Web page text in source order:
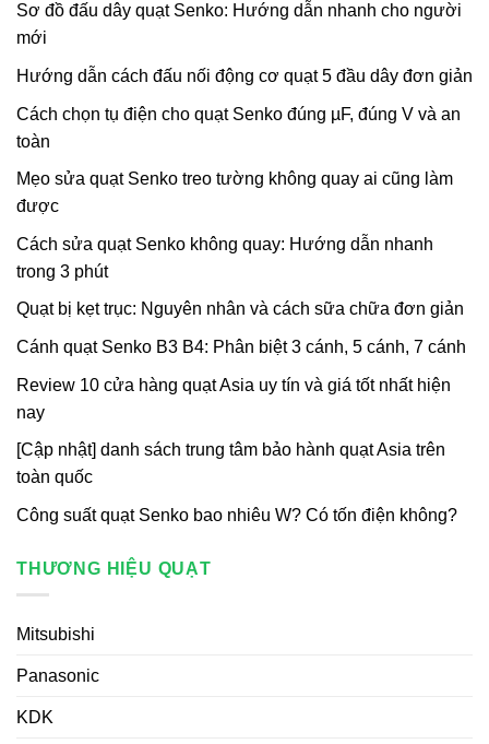
Sơ đồ đấu dây quạt Senko: Hướng dẫn nhanh cho người
mới
Hướng dẫn cách đấu nối động cơ quạt 5 đầu dây đơn giản
Cách chọn tụ điện cho quạt Senko đúng µF, đúng V và an
toàn
Mẹo sửa quạt Senko treo tường không quay ai cũng làm
được
Cách sửa quạt Senko không quay: Hướng dẫn nhanh
trong 3 phút
Quạt bị kẹt trục: Nguyên nhân và cách sữa chữa đơn giản
Cánh quạt Senko B3 B4: Phân biệt 3 cánh, 5 cánh, 7 cánh
Review 10 cửa hàng quạt Asia uy tín và giá tốt nhất hiện
nay
[Cập nhật] danh sách trung tâm bảo hành quạt Asia trên
toàn quốc
Công suất quạt Senko bao nhiêu W? Có tốn điện không?
THƯƠNG HIỆU QUẠT
Mitsubishi
Panasonic
KDK